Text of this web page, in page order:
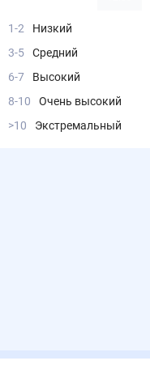
1-2
Низкий
3-5
Средний
6-7
Высокий
8-10
Очень высокий
>10
Экстремальный